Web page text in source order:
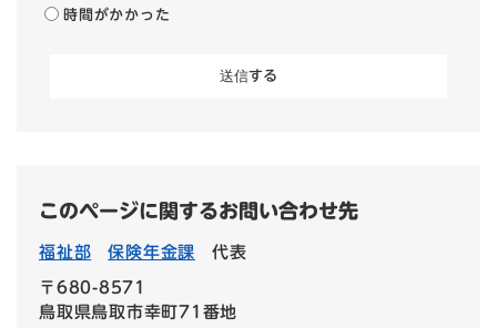
時間がかかった
このページに関するお問い合わせ先
福祉部 保険年金課 代表
〒680-8571
鳥取県鳥取市幸町71番地